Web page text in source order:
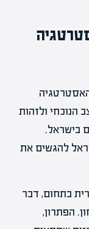
הנוכחי ולזהות
בישראל.
להגשים את
בתחום, דבר
הפתרון,